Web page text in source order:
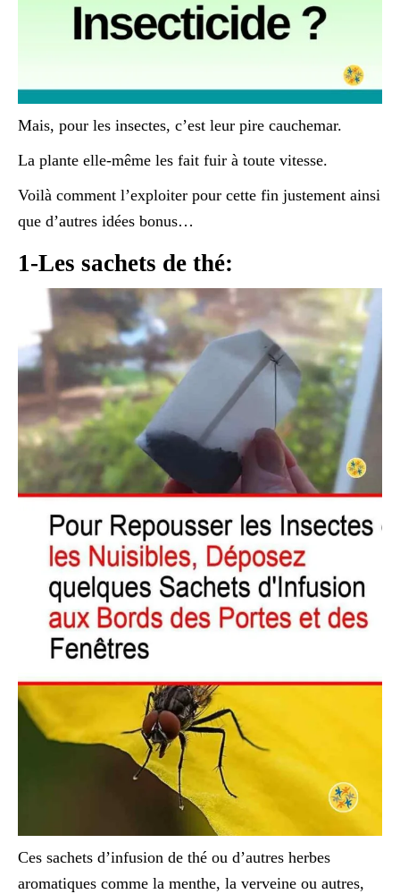
Mais, pour les insectes, c’est leur pire cauchemar.
La plante elle-même les fait fuir à toute vitesse.
Voilà comment l’exploiter pour cette fin justement ainsi
que d’autres idées bonus…
1-Les sachets de thé:
Ces sachets d’infusion de thé ou d’autres herbes
aromatiques comme la menthe, la verveine ou autres,